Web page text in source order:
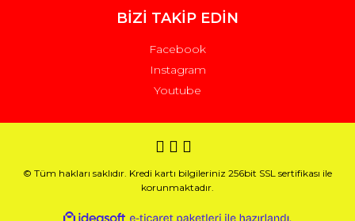
BİZİ TAKİP EDİN
Facebook
Instagram
Youtube
© Tüm hakları saklıdır. Kredi kartı bilgileriniz 256bit SSL sertifikası ile
korunmaktadır.
ideasoft e-